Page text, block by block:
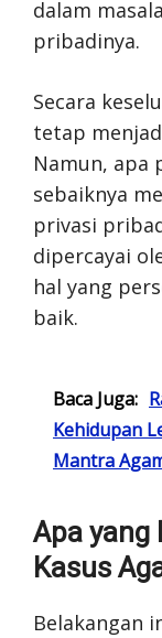
dalam
pribadinya.
Secara
tetap
Namun, apa
sebaiknya
privasi
dipercayai
hal yang
baik.
Baca Juga:
Kehidupan
Mantra
Apa yang
Kasus
Belakangan